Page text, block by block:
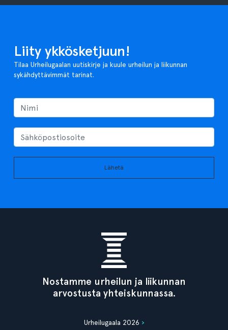
Liity ykkösketjuun!
Tilaa Urheilugaalan uutiskirje ja kuule urheilun ja liikunnan
sykähdyttävimmät tarinat.
Lähetä
Nostamme urheilun ja liikunnan
arvostusta yhteiskunnassa.
Urheilugaala 2026